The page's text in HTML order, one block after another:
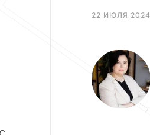
22 ИЮЛЯ 2024